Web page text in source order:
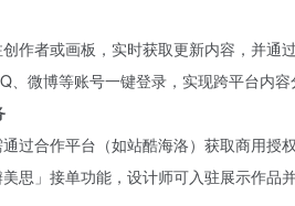
作者或画板，实时获取更新内容，并通
、微博等账号一键登录，实现跨平台内容
过合作平台（如站酷海洛）获取商用授
思」接单功能，设计师可入驻展示作品